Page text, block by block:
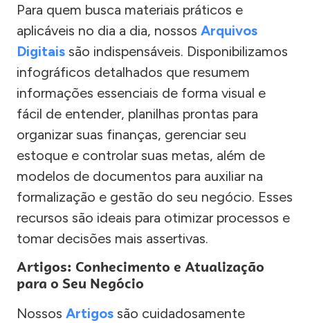
Para quem busca materiais práticos e
aplicáveis no dia a dia, nossos Arquivos
Digitais são indispensáveis. Disponibilizamos
infográficos detalhados que resumem
informações essenciais de forma visual e
fácil de entender, planilhas prontas para
organizar suas finanças, gerenciar seu
estoque e controlar suas metas, além de
modelos de documentos para auxiliar na
formalização e gestão do seu negócio. Esses
recursos são ideais para otimizar processos e
tomar decisões mais assertivas.
Artigos: Conhecimento e Atualização
para o Seu Negócio
Nossos Artigos são cuidadosamente